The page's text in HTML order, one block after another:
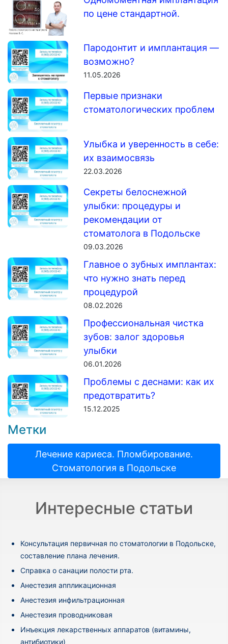
по цене стандартной.
Пародонтит и имплантация —
возможно?
11.05.2026
Первые признаки
стоматологических проблем
Улыбка и уверенность в себе:
их взаимосвязь
22.03.2026
Секреты белоснежной
улыбки: процедуры и
рекомендации от
стоматолога в Подольске
09.03.2026
Главное о зубных имплантах:
что нужно знать перед
процедурой
08.02.2026
Профессиональная чистка
зубов: залог здоровья
улыбки
06.01.2026
Проблемы с деснами: как их
предотвратить?
15.12.2025
Метки
Лечение кариеса. Пломбирование.
Стоматология в Подольске
Интересные статьи
Консультация первичная по стоматологии в Подольске,
составление плана лечения.
Cправка о санации полости рта.
Анестезия аппликационная
Анестезия инфильтрационная
Анестезия проводниковая
Инъекция лекарственных аппаратов (витамины,
антибиотики)